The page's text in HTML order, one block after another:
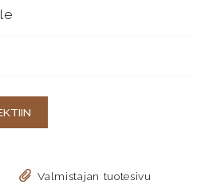
Valmistajan tuotesivu